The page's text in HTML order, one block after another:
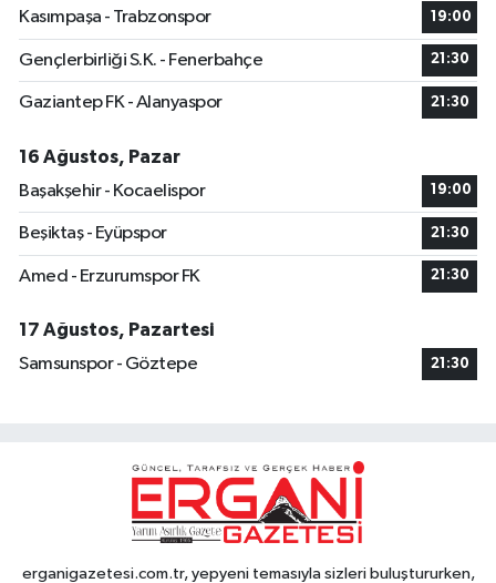
Kasımpaşa - Trabzonspor 19:00
Gençlerbirliği S.K. - Fenerbahçe 21:30
Gaziantep FK - Alanyaspor 21:30
16 Ağustos, Pazar
Başakşehir - Kocaelispor
19:00
Beşiktaş - Eyüpspor 21:30
Amed - Erzurumspor FK 21:30
17 Ağustos, Pazartesi
Samsunspor - Göztepe
21:30
erganigazetesi.com.tr, yepyeni temasıyla sizleri buluştururken,